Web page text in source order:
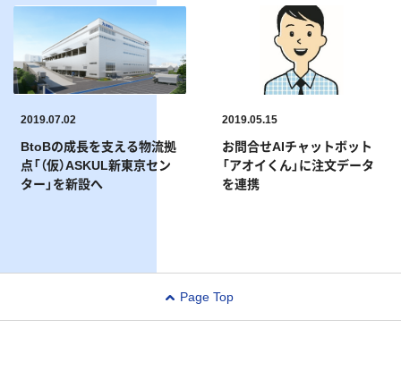
2019.07.02
BtoBの成長を支える物流拠
点「（仮）ASKUL新東京セン
ター」を新設へ
2019.05.15
お問合せAIチャットボット
「アオイくん」に注文データ
を連携
Page Top